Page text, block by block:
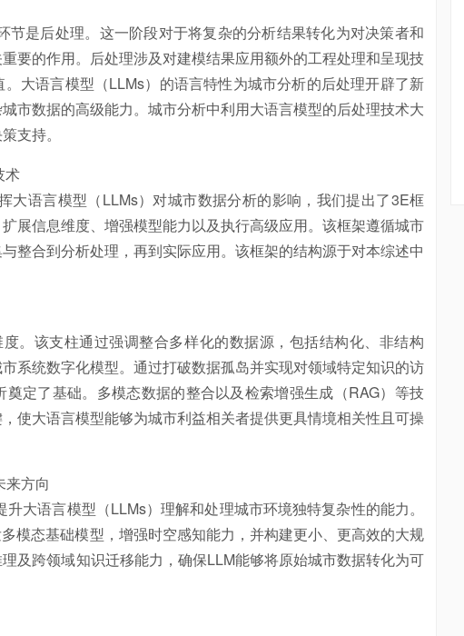
是后处理。这一阶段对于将复杂的分析结果转化为对决策者和
要的作用。后处理涉及对建模结果应用额外的工程处理和呈现技
大语言模型（LLMs）的语言特性为城市分析的后处理开辟了新
市数据的高级能力。城市分析中利用大语言模型的后处理技术大
支持。
术
语言模型（LLMs）对城市数据分析的影响，我们提出了3E框
展信息维度、增强模型能力以及执行高级应用。该框架遵循城市
整合到分析处理，再到实际应用。该框架的结构源于对本综述中
该支柱通过强调整合多样化的数据源，包括结构化、非结构
系统数字化模型。通过打破数据孤岛并实现对领域特定知识的访
定了基础。多模态数据的整合以及检索增强生成（RAG）等技
使大语言模型能够为城市利益相关者提供更具情境相关性且可操
方向
语言模型（LLMs）理解和处理城市环境独特复杂性的能力。
模态基础模型，增强时空感知能力，并构建更小、更高效的大规
及跨领域知识迁移能力，确保LLM能够将原始城市数据转化为可